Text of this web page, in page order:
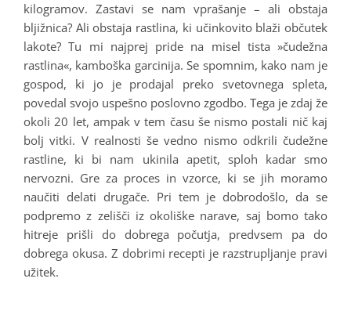
kilogramov. Zastavi se nam vprašanje – ali obstaja
bljižnica? Ali obstaja rastlina, ki učinkovito blaži občutek
lakote? Tu mi najprej pride na misel tista »čudežna
rastlina«, kamboška garcinija. Se spomnim, kako nam je
gospod, ki jo je prodajal preko svetovnega spleta,
povedal svojo uspešno poslovno zgodbo. Tega je zdaj že
okoli 20 let, ampak v tem času še nismo postali nič kaj
bolj vitki. V realnosti še vedno nismo odkrili čudežne
rastline, ki bi nam ukinila apetit, sploh kadar smo
nervozni. Gre za proces in vzorce, ki se jih moramo
naučiti delati drugače. Pri tem je dobrodošlo, da se
podpremo z zelišči iz okoliške narave, saj bomo tako
hitreje prišli do dobrega počutja, predvsem pa do
dobrega okusa. Z dobrimi recepti je razstrupljanje pravi
užitek.